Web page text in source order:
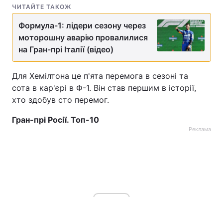
Тема оформлення
ЧИТАЙТЕ ТАКОЖ
Формула-1: лідери сезону через
моторошну аварію провалилися
на Гран-прі Італії (відео)
Для Хемілтона це п'ята перемога в сезоні та
сота в кар'єрі в Ф-1. Він став першим в історії,
хто здобув сто перемог.
Гран-прі Росії. Топ-10
Реклама